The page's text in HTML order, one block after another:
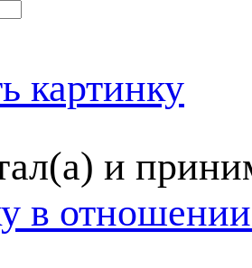
картинку
и
в